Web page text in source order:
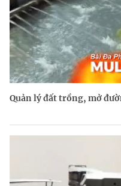
Quản lý đất trồng, mở